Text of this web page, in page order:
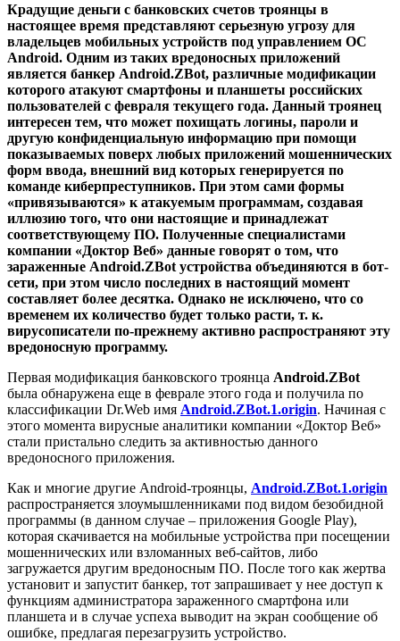
Крадущие деньги с банковских счетов троянцы в
настоящее время представляют серьезную угрозу для
владельцев мобильных устройств под управлением ОС
Android. Одним из таких вредоносных приложений
является банкер Android.ZBot, различные модификации
которого атакуют смартфоны и планшеты российских
пользователей с февраля текущего года. Данный троянец
интересен тем, что может похищать логины, пароли и
другую конфиденциальную информацию при помощи
показываемых поверх любых приложений мошеннических
форм ввода, внешний вид которых генерируется по
команде киберпреступников. При этом сами формы
«привязываются» к атакуемым программам, создавая
иллюзию того, что они настоящие и принадлежат
соответствующему ПО. Полученные специалистами
компании «Доктор Веб» данные говорят о том, что
зараженные Android.ZBot устройства объединяются в бот-
сети, при этом число последних в настоящий момент
составляет более десятка. Однако не исключено, что со
временем их количество будет только расти, т. к.
вирусописатели по-прежнему активно распространяют эту
вредоносную программу.
Первая модификация банковского троянца Android.ZBot
была обнаружена еще в феврале этого года и получила по
классификации Dr.Web имя Android.ZBot.1.origin. Начиная с
этого момента вирусные аналитики компании «Доктор Веб»
стали пристально следить за активностью данного
вредоносного приложения.
Как и многие другие Android-троянцы, Android.ZBot.1.origin
распространяется злоумышленниками под видом безобидной
программы (в данном случае – приложения Google Play),
которая скачивается на мобильные устройства при посещении
мошеннических или взломанных веб-сайтов, либо
загружается другим вредоносным ПО. После того как жертва
установит и запустит банкер, тот запрашивает у нее доступ к
функциям администратора зараженного смартфона или
планшета и в случае успеха выводит на экран сообщение об
ошибке, предлагая перезагрузить устройство.